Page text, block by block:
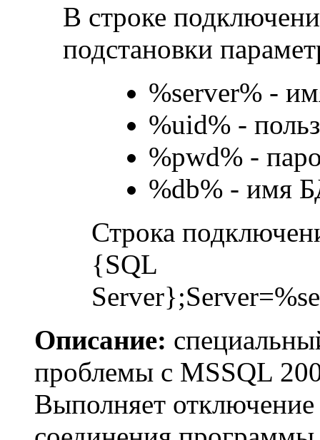
В строке
подстановки
%server% -
%uid% -
%pwd% -
%db% - имя
Строка
{SQL
Описание:
проблемы с MSSQL
Выполняет